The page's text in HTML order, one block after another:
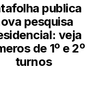
publica
pesquisa
veja
de 1º e 2º
turnos